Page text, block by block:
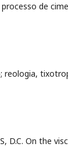
de
reologia,
D.C. On the